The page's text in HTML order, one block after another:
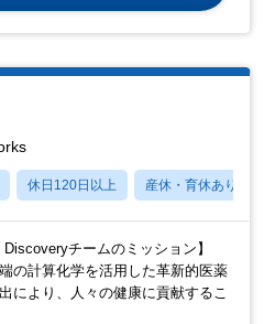
休日120日以上 産休・育休あり
Discoveryチームのミッション】
端の計算化学を活用した革新的医薬
により、人々の健康に貢献するこ